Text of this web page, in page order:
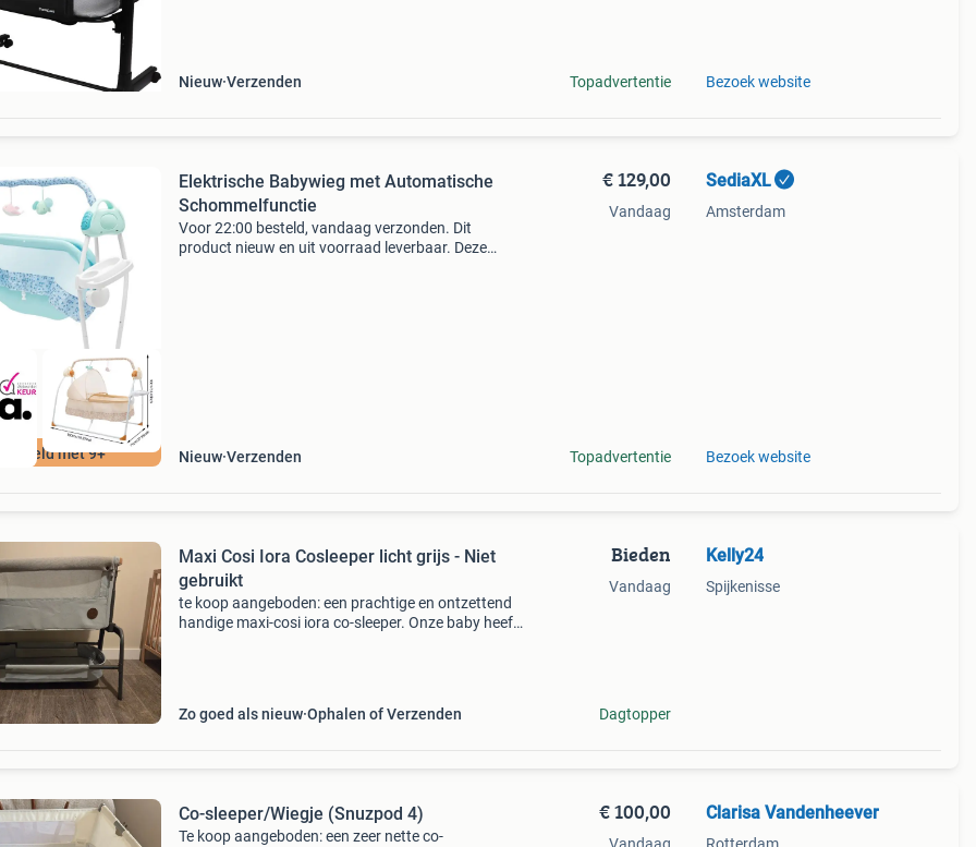
Nieuw Verzenden Topadvertentie Bezoek website
met 9+
Elektrische Babywieg met Automatische
Schommelfunctie
Voor 22:00 besteld, vandaag verzonden. Dit
product nieuw en uit voorraad leverbaar. Deze
Nieuw Verzenden
€ 129,00
Vandaag
Topadvertentie
SediaXL
Amsterdam
Bezoek website
Maxi Cosi Iora Cosleeper licht grijs - Niet
gebruikt
​te koop aangeboden: een prachtige en ontzettend
handige maxi-cosi iora co-sleeper. Onze baby heeft
Zo goed als nieuw Ophalen of Verzenden
Bieden
Vandaag
Dagtopper
Kelly24
Spijkenisse
Co-sleeper/Wiegje (Snuzpod 4)
Te koop aangeboden: een zeer nette co-
€ 100,00 Clarisa Vandenheever